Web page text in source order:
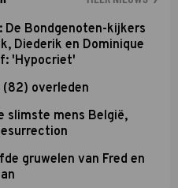
De Bondgenoten-kijkers
Diederik en Dominique
'Hypocriet'
overleden
slimste mens België,
gruwelen van Fred en